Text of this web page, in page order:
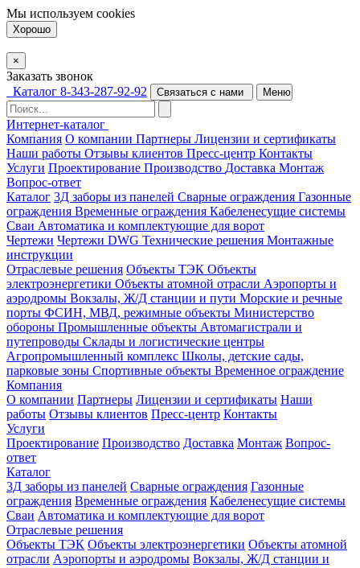
Мы используем cookies
Хорошо
×
Заказать звонок
Каталог 8-343-287-92-92 Связаться с нами Меню
Интернет-каталог
Компания О компании Партнеры Лицензии и сертификаты
Наши работы Отзывы клиентов Пресс-центр Контакты
Услуги Проектирование Производство Доставка Монтаж
Вопрос-ответ
Каталог 3Д заборы из панелей Сварные ограждения Газонные
ограждения Временные ограждения Кабеленесущие системы
Cваи Автоматика и комплектующие для ворот
Чертежи Чертежи DWG Технические решения Монтажные
инструкции
Отраслевые решения Объекты ТЭК Объекты
электроэнергетики Объекты атомной отрасли Аэропорты и
аэродромы Вокзалы, Ж/Д станции и пути Морские и речные
порты ФСИН, МВД, режимные объекты Министерство
обороны Промышленные объекты Автомагистрали и
путепроводы Склады и логистические центры
Агропромышленный комплекс Школы, детские сады,
парковые зоны Спортивные объекты Временное ограждение
Компания
О компании Партнеры Лицензии и сертификаты Наши
работы Отзывы клиентов Пресс-центр Контакты
Услуги
Проектирование Производство Доставка Монтаж Вопрос-
ответ
Каталог
3Д заборы из панелей Сварные ограждения Газонные
ограждения Временные ограждения Кабеленесущие системы
Cваи Автоматика и комплектующие для ворот
Отраслевые решения
Объекты ТЭК Объекты электроэнергетики Объекты атомной
отрасли Аэропорты и аэродромы Вокзалы, Ж/Д станции и